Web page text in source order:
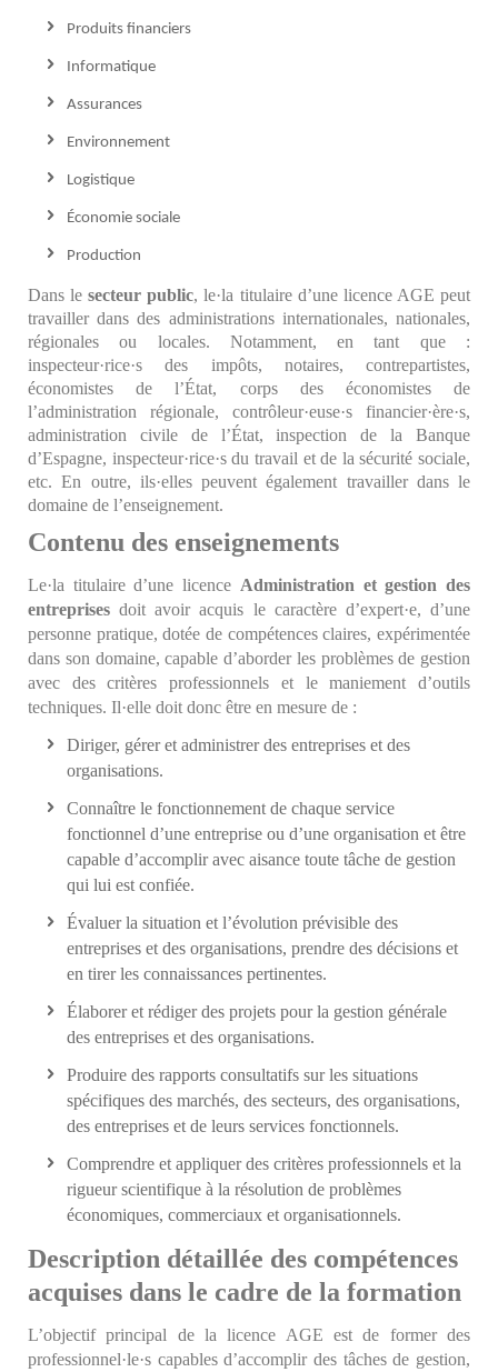
Produits financiers
Informatique
Assurances
Environnement
Logistique
Économie sociale
Production
Dans lesecteur public, le·la titulaire d’une licence AGE peut
travailler dans des administrations internationales, nationales,
régionales ou locales. Notamment, en tant que :
inspecteur·rice·s des impôts, notaires, contrepartistes,
économistes de l’État, corps des économistes de
l’administration régionale, contrôleur·euse·s financier·ère·s,
administration civile de l’État, inspection de la Banque
d’Espagne, inspecteur·rice·s du travail et de la sécurité sociale,
etc. En outre, ils·elles peuvent également travailler dans le
domaine de l’enseignement.
Contenu des enseignements
Le·la titulaire d’une licence Administration et gestion des
entreprises doit avoir acquis le caractère d’expert·e, d’une
personne pratique, dotée de compétences claires, expérimentée
dans son domaine, capable d’aborder les problèmes de gestion
avec des critères professionnels et le maniement d’outils
techniques. Il·elle doit donc être en mesure de :
Diriger, gérer et administrer des entreprises et des
organisations.
Connaître le fonctionnement de chaque service
fonctionnel d’une entreprise ou d’une organisation et être
capable d’accomplir avec aisance toute tâche de gestion
qui lui est confiée.
Évaluer la situation et l’évolution prévisible des
entreprises et des organisations, prendre des décisions et
en tirer les connaissances pertinentes.
Élaborer et rédiger des projets pour la gestion générale
des entreprises et des organisations.
Produire des rapports consultatifs sur les situations
spécifiques des marchés, des secteurs, des organisations,
des entreprises et de leurs services fonctionnels.
Comprendre et appliquer des critères professionnels et la
rigueur scientifique à la résolution de problèmes
économiques, commerciaux et organisationnels.
Description détaillée des compétences
acquises dans le cadre de la formation
L’objectif principal de la licence AGE est de former des
professionnel·le·s capables d’accomplir des tâches de gestion,